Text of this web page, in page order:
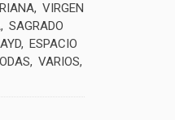
VIRGEN
SAGRADO
ESPACIO
VARIOS